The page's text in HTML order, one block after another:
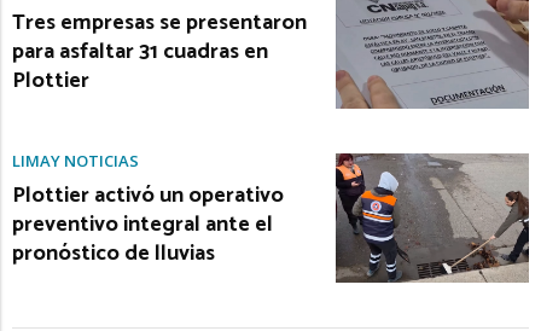
Tres empresas se presentaron
para asfaltar 31 cuadras en
Plottier
LIMAY NOTICIAS
Plottier activó un operativo
preventivo integral ante el
pronóstico de lluvias